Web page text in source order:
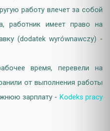
работу влечет за собой
работник имеет право на
(dodatek wyrównawczy) -
время, перевели на
от выполнения работы
зарплату - Kodeks pracy